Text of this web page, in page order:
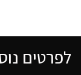
לפרטים